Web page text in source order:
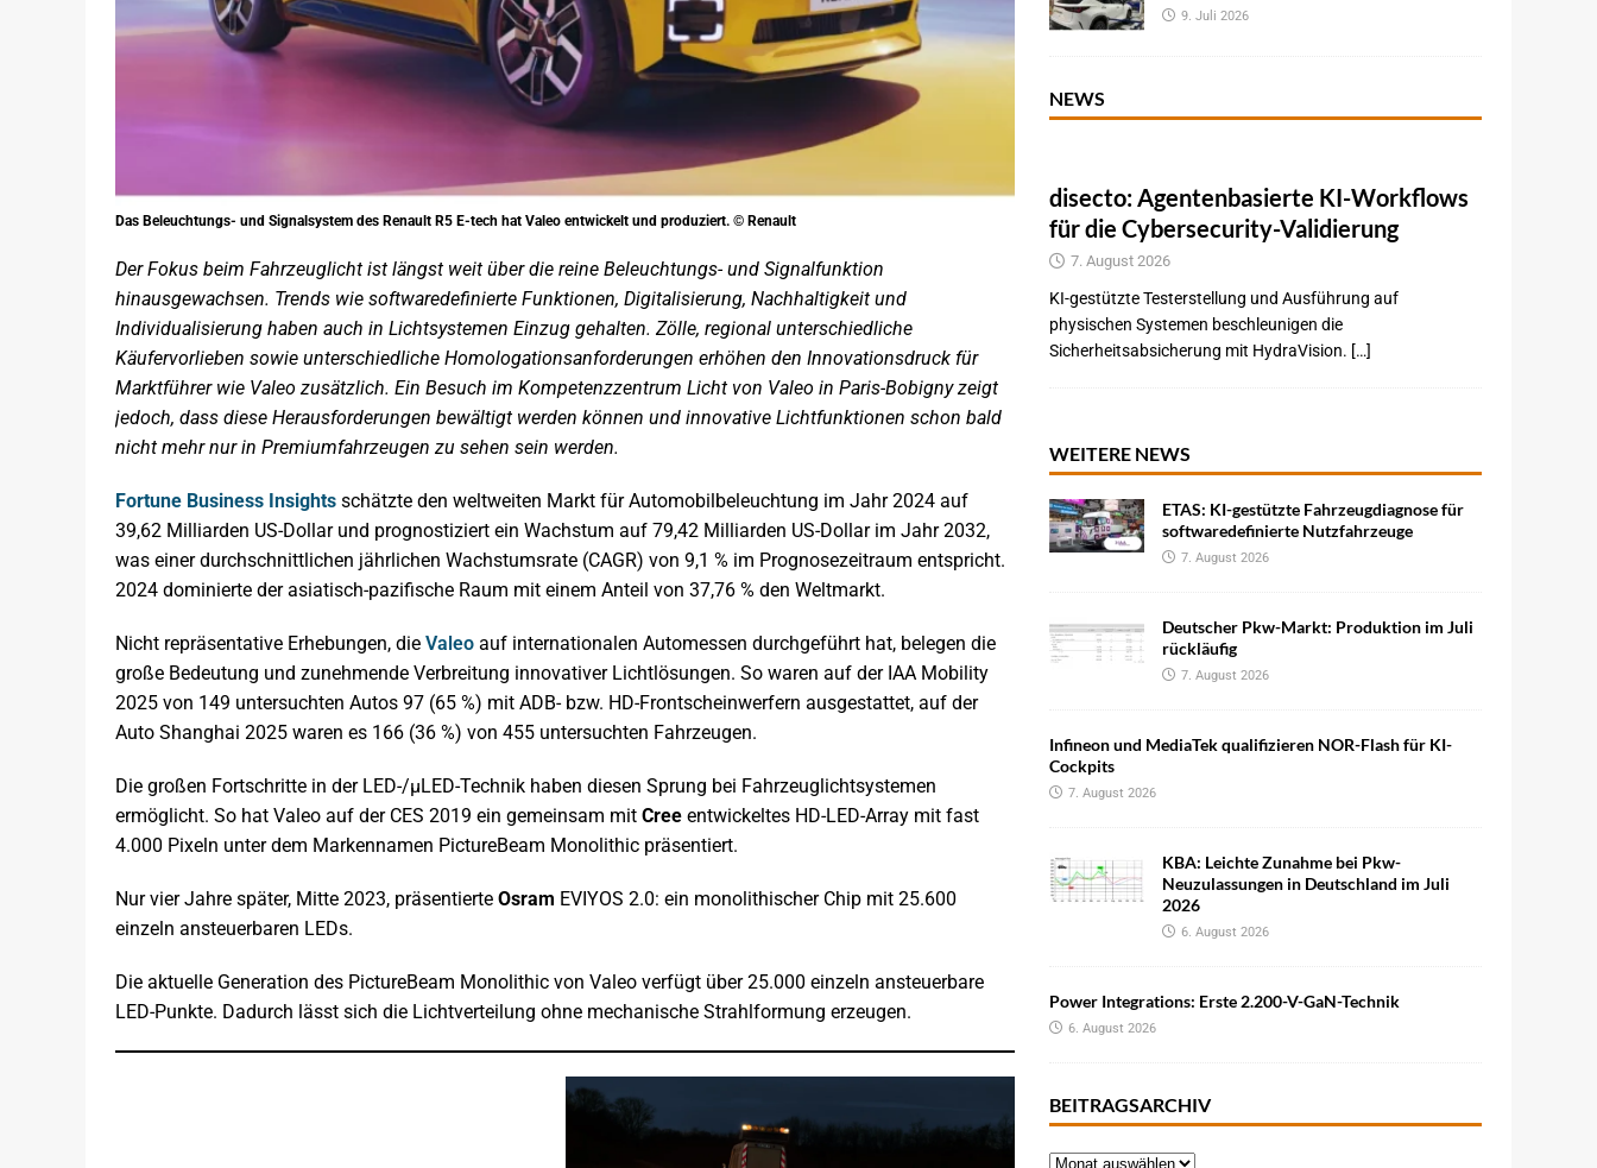
Das Beleuchtungs- und Signalsystem des Renault R5 E-tech hat Valeo entwickelt und produziert. © Renault
Der Fokus beim Fahrzeuglicht ist längst weit über die reine Beleuchtungs- und Signalfunktion
hinausgewachsen. Trends wie softwaredefinierte Funktionen, Digitalisierung, Nachhaltigkeit und
Individualisierung haben auch in Lichtsystemen Einzug gehalten. Zölle, regional unterschiedliche
Käufervorlieben sowie unterschiedliche Homologationsanforderungen erhöhen den Innovationsdruck für
Marktführer wie Valeo zusätzlich. Ein Besuch im Kompetenzzentrum Licht von Valeo in Paris-Bobigny zeigt
jedoch, dass diese Herausforderungen bewältigt werden können und innovative Lichtfunktionen schon bald
nicht mehr nur in Premiumfahrzeugen zu sehen sein werden.
Fortune Business Insights schätzte den weltweiten Markt für Automobilbeleuchtung im Jahr 2024 auf
39,62 Milliarden US-Dollar und prognostiziert ein Wachstum auf 79,42 Milliarden US-Dollar im Jahr 2032,
was einer durchschnittlichen jährlichen Wachstumsrate (CAGR) von 9,1 % im Prognosezeitraum entspricht.
2024 dominierte der asiatisch-pazifische Raum mit einem Anteil von 37,76 % den Weltmarkt.
Nicht repräsentative Erhebungen, die Valeo auf internationalen Automessen durchgeführt hat, belegen die
große Bedeutung und zunehmende Verbreitung innovativer Lichtlösungen. So waren auf der IAA Mobility
2025 von 149 untersuchten Autos 97 (65 %) mit ADB- bzw. HD-Frontscheinwerfern ausgestattet, auf der
Auto Shanghai 2025 waren es 166 (36 %) von 455 untersuchten Fahrzeugen.
Die großen Fortschritte in der LED-/µLED-Technik haben diesen Sprung bei Fahrzeuglichtsystemen
ermöglicht. So hat Valeo auf der CES 2019 ein gemeinsam mit Cree entwickeltes HD-LED-Array mit fast
4.000 Pixeln unter dem Markennamen PictureBeam Monolithic präsentiert.
Nur vier Jahre später, Mitte 2023, präsentierte Osram EVIYOS 2.0: ein monolithischer Chip mit 25.600
einzeln ansteuerbaren LEDs.
Die aktuelle Generation des PictureBeam Monolithic von Valeo verfügt über 25.000 einzeln ansteuerbare
LED-Punkte. Dadurch lässt sich die Lichtverteilung ohne mechanische Strahlformung erzeugen.
9. Juli 2026
NEWS
disecto: Agentenbasierte KI-Workflows
für die Cybersecurity-Validierung
7. August 2026
KI-gestützte Testerstellung und Ausführung auf
physischen Systemen beschleunigen die
Sicherheitsabsicherung mit HydraVision. […]
WEITERE NEWS
ETAS: KI-gestützte Fahrzeugdiagnose für
softwaredefinierte Nutzfahrzeuge
7. August 2026
Deutscher Pkw-Markt: Produktion im Juli
rückläufig
7. August 2026
Infineon und MediaTek qualifizieren NOR-Flash für KI-
Cockpits
7. August 2026
KBA: Leichte Zunahme bei Pkw-
Neuzulassungen in Deutschland im Juli
2026
6. August 2026
Power Integrations: Erste 2.200-V-GaN-Technik
6. August 2026
BEITRAGSARCHIV